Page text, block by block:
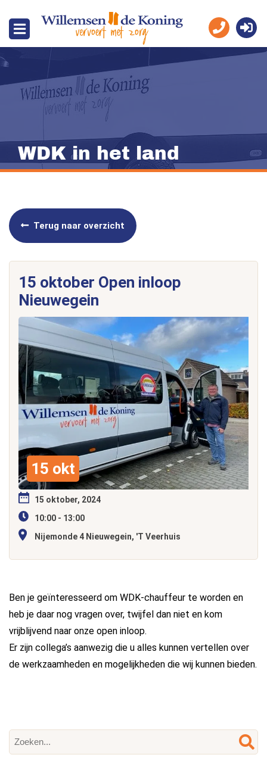
WDK in het land
Terug naar overzicht
15 oktober Open inloop
Nieuwegein
15 okt
15 oktober, 2024
10:00 - 13:00
Nijemonde 4 Nieuwegein, 'T Veerhuis
Ben je geïnteresseerd om WDK-chauffeur te worden en
heb je daar nog vragen over, twijfel dan niet en kom
vrijblijvend naar onze open inloop.
Er zijn collega’s aanwezig die u alles kunnen vertellen over
de werkzaamheden en mogelijkheden die wij kunnen bieden.